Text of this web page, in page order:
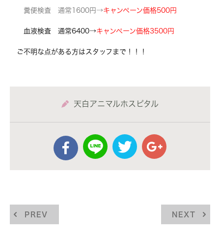
糞便検査 通常1600円→キャンペーン価格500円
血液検査 通常6400→キャンペーン価格3500円
ご不明な点がある方はスタッフまで！！！
天白アニマルホスピタル
PREV NEXT